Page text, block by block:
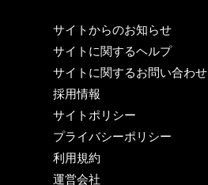
サイトからのお知らせ
サイトに関するヘルプ
サイトに関するお問い合わせ
採用情報
サイトポリシー
プライバシーポリシー
利用規約
運営会社